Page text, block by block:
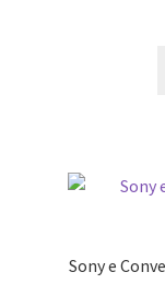
Sony e